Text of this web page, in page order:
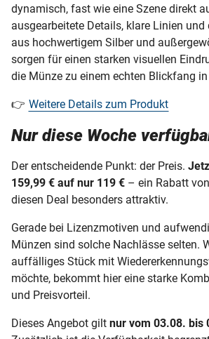
dynamisch, fast wie eine Szene direkt
ausgearbeitete Details, klare Linien
aus hochwertigem Silber und
sorgen für einen starken visuellen
die Münze zu einem echten Blickfang
👉 Weitere Details zum Produkt
Nur diese Woche
Der entscheidende Punkt: der Preis.
159,99 € auf nur 119 € – ein Rabatt
diesen Deal besonders attraktiv.
Gerade bei Lizenzmotiven und
Münzen sind solche Nachlässe selten.
auffälliges Stück mit
möchte, bekommt hier eine starke
und Preisvorteil.
Dieses Angebot gilt nur vom 03.08. bis